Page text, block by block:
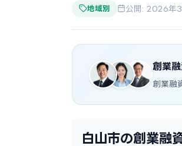
地域別 公開: 2026年
創業
創業融
白山市の創業融